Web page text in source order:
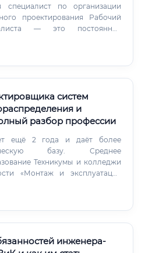
специалист по организации
проектирования Рабочий
— это постоянное
экспертизы.
систем
и
разбор профессии
ещё 2 года и даёт более
базу. Среднее
и колледжи
«Монтаж и эксплуатация
инженера-